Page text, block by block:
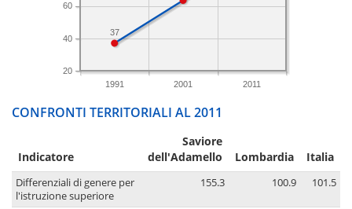
1991 2001 2011
20
40
60
37
CONFRONTI TERRITORIALI AL 2011
Indicatore
Saviore
dell'Adamello
Lombardia Italia
Differenziali di genere per
l'istruzione superiore
155.3 100.9 101.5